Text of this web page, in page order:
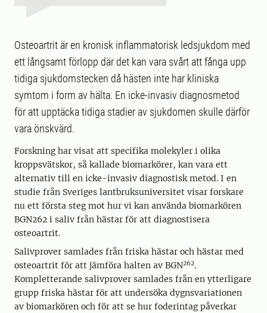
Osteoartrit är en kronisk inflammatorisk ledsjukdom med
ett långsamt förlopp där det kan vara svårt att fånga upp
tidiga sjukdomstecken då hästen inte har kliniska
symtom i form av hälta. En icke-invasiv diagnosmetod
för att upptäcka tidiga stadier av sjukdomen skulle därför
vara önskvärd.
Forskning har visat att specifika molekyler i olika
kroppsvätskor, så kallade biomarkörer, kan vara ett
alternativ till en icke-invasiv diagnostisk metod. I en
studie från Sveriges lantbruksuniversitet visar forskare
nu ett första steg mot hur vi kan använda biomarkören
BGN262 i saliv från hästar för att diagnostisera
osteoartrit.
Salivprover samlades från friska hästar och hästar med
osteoartrit för att jämföra halten av BGN262.
Kompletterande salivprover samlades från en ytterligare
grupp friska hästar för att undersöka dygnsvariationen
av biomarkören och för att se hur foderintag påverkar